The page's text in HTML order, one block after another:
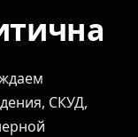
СКУД,